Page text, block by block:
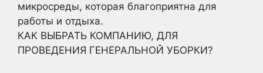
микросреды, которая благоприятна для
работы и отдыха.
КАК ВЫБРАТЬ КОМПАНИЮ, ДЛЯ
ПРОВЕДЕНИЯ ГЕНЕРАЛЬНОЙ УБОРКИ?